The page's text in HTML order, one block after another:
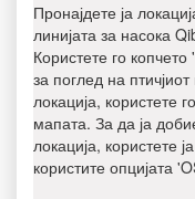
Пронајдете ја
линијата за насока
Користете го
за поглед на
локација, користете
мапата. За да ја
локација, користете
користите опцијата